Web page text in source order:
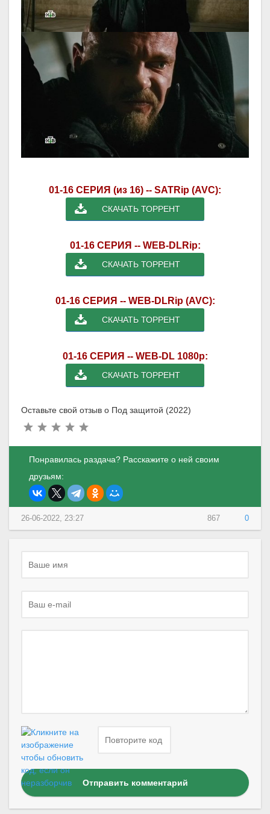
01-16 СЕРИЯ (из 16) -- SATRip (AVC):
СКАЧАТЬ ТОРРЕНТ
01-16 СЕРИЯ -- WEB-DLRip:
СКАЧАТЬ ТОРРЕНТ
01-16 СЕРИЯ -- WEB-DLRip (AVC):
СКАЧАТЬ ТОРРЕНТ
01-16 СЕРИЯ -- WEB-DL 1080p:
СКАЧАТЬ ТОРРЕНТ
Оставьте свой отзыв о Под защитой (2022)
Понравилась раздача? Расскажите о ней своим
друзьям:
867 0
26-06-2022, 23:27
Отправить комментарий